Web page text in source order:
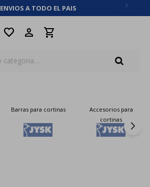
ENVIOS A TODO EL PAIS
favorite
Barras para cortinas
Accesorios para
cortinas